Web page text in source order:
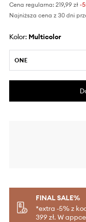
Cena regularna: 219,99 zł-
Najniższa cena z 30 dni
Kolor: multicolor
ONE
FINAL SALE%
*extra -5% z
399 zł. W